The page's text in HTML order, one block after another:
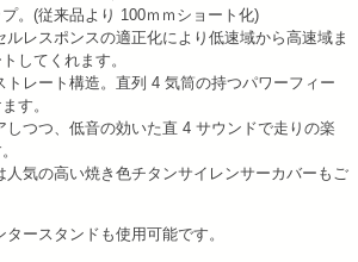
。(従来品より 100ｍｍショート化)
ルレスポンスの適正化により低速域から高速域ま
してくれます。
トレート構造。直列 4 気筒の持つパワーフィー
す。
しつつ、低音の効いた直 4 サウンドで走りの楽
人気の高い焼き色チタンサイレンサーカバーもご
ースタンドも使用可能です。